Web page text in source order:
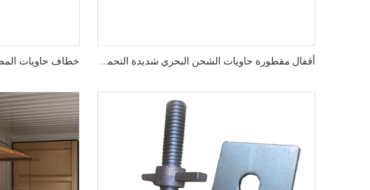
أقفال مقطورة حاويات الشحن البحري شديدة التحمل من Squire، أقفال أمان عالية الأمان، مقاس قفل للحاويات